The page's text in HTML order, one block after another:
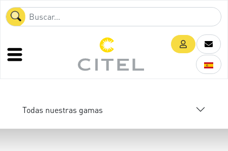
Todas nuestras gamas